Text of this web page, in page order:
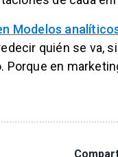
Modelos
quién se va,
Porque en